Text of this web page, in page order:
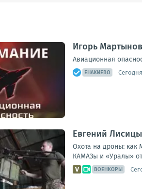
Игорь
Авиационная
ЕНАКИЕВО
Евгений
Охота на дроны: как
КАМАЗы и «Уралы»
ВОЕНКОРЫ